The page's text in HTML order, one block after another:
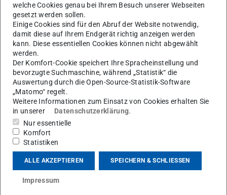
Stellen Sie Ihren Studierenden online
Lehrmaterialien bereit. Ein flexibler und
zeitunabhängiger Zugriff darauf, insbesondere zum
Selbststudium, wird dadurch möglich. Folgende
Plattformen können Sie dafür nutzen.
Moodle [an der TU]
Zentrale Lernplattform der TU Darmstadt mit begleitenden
Online-Kursräumen für Lehrveranstaltungen
OpenLearnWare [an der TU]
Plattform der TU Darmstadt, um Vorlesungen und Vorträge zu
veröffentlichen
welche Cookies genau bei Ihrem Besuch unserer Webseiten
gesetzt werden sollen.
Einige Cookies sind für den Abruf der Website notwendig,
damit diese auf Ihrem Endgerät richtig anzeigen werden
kann. Diese essentiellen Cookies können nicht abgewählt
werden.
Der Komfort-Cookie speichert Ihre Spracheinstellung und
bevorzugte Suchmaschine, während „Statistik“ die
Auswertung durch die Open-Source-Statistik-Software
„Matomo“ regelt.
Weitere Informationen zum Einsatz von Cookies erhalten Sie
in unserer
Datenschutzerklärung.
Nur essentielle
Komfort
Statistiken
ALLE AKZEPTIEREN SPEICHERN & SCHLIESSEN
Impressum